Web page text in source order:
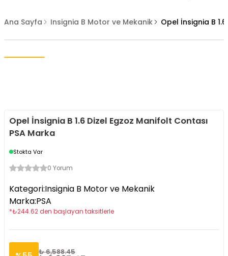
Ana Sayfa Insignia B Motor ve Mekanik Opel İnsignia B
Opel İnsignia B 1.6 Dizel Egzoz Manifolt Contası
PSA Marka
Stokta Var
0 Yorum
Kategori:Insignia B Motor ve Mekanik
Marka:PSA
*₺244.62 den başlayan taksitlerle
₺ 6,588.45